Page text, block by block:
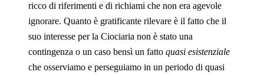
ricco di riferimenti e di richiami che non era agevole
ignorare. Quanto è gratificante rilevare è il fatto che il
suo interesse per la Ciociaria non è stato una
contingenza o un caso bensì un fatto quasi esistenziale
che osserviamo e perseguiamo in un periodo di quasi